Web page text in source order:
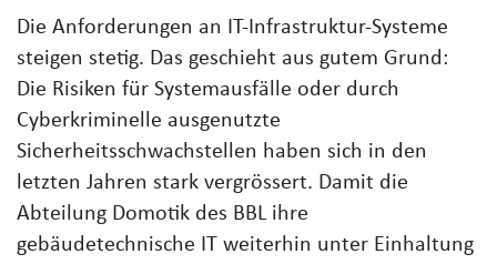
Die Anforderungen an IT-Infrastruktur-Systeme
steigen stetig. Das geschieht aus gutem Grund:
Die Risiken für Systemausfälle oder durch
Cyberkriminelle ausgenutzte
Sicherheitsschwachstellen haben sich in den
letzten Jahren stark vergrössert. Damit die
Abteilung Domotik des BBL ihre
gebäudetechnische IT weiterhin unter Einhaltung